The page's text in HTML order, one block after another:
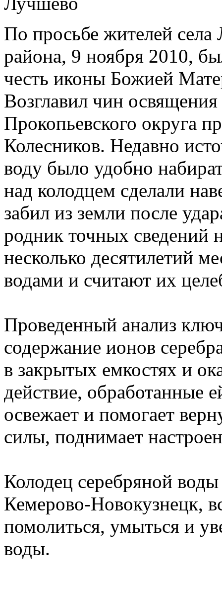
По просьбе жителей
района, 9 ноября 2010,
честь иконы Божией
Возглавил чин
Прокопьевского округа
Колесников. Недавно
воду было удобно
над колодцем сделали
забил из земли после
родник точных сведений
несколько десятилетий
водами и считают их
Проведенный анализ
содержание ионов
в закрытых емкостях и
действие, обработанные
освежает и помогает
силы, поднимает
Колодец серебряной
Кемерово-Новокузнецк,
помолиться, умыться и
воды.